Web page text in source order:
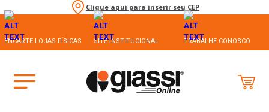
Clique aqui para inserir seu CEP
ENCARTE LOJAS FÍSICAS SITE INSTITUCIONAL TRABALHE CONOSCO